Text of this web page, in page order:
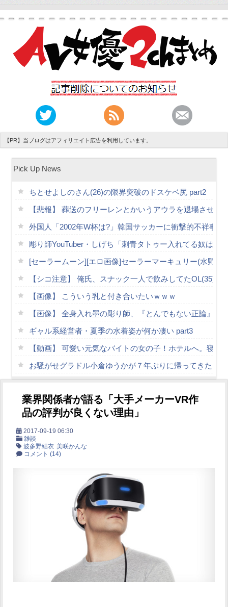
【PR】当ブログはアフィリエイト広告を利用しています。
Pick Up News
ちとせよしのさん(26)の限界突破のドスケベ尻 part2
【悲報】 葬送のフリーレンとかいうアウラを退場させて
外国人「2002年W杯は?」韓国サッカーに衝撃的不祥事
彫り師YouTuber・しげち「刺青タトゥー入れてる奴は全
[セーラームーン][エロ画像]セーラーマーキュリー(水野
【シコ注意】 俺氏、スナック一人で飲みしてたOL(35)
【画像】 こういう乳と付き合いたいｗｗｗ
【画像】 全身入れ墨の彫り師、『とんでもない正論』
ギャル系経営者・夏季の水着姿が何か凄い part3
【動画】 可愛い元気なバイトの女の子！ホテルへ。寝
お騒がせグラドル小倉ゆうかが７年ぶりに帰ってきたぞ！
韓国人「韓国人が日本のラーメンについて勘違いして
桜空もも 経営悪化した高級旅館を立て直すため…セッ
【雛形みくる】エグレくびれのグラマー下半身から大量
【朗報】膣内● 爆乳爆尻ストーカーに●されて毎日ガチ
Powered by livedoor 相互RSS
業界関係者が語る「大手メーカーVR作
品の評判が良くない理由」
2017-09-19 06:30
雑談
波多野結衣 美咲かんな
コメント (14)